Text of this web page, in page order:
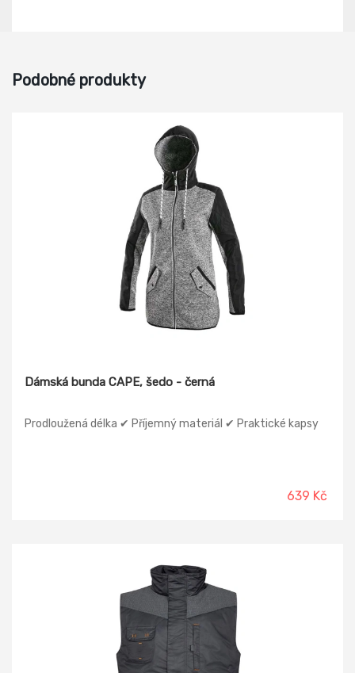
Podobné produkty
Dámská bunda CAPE, šedo - černá
Prodloužená délka ✔ Příjemný materiál ✔ Praktické kapsy
639 Kč